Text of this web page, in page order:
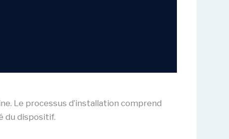
Le processus d’installation comprend
du dispositif.